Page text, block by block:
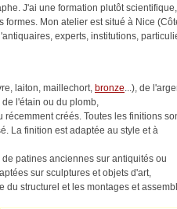
J'ai une formation plutôt scientifique,
formes. Mon atelier est situé à Nice
experts, institutions,
laiton, maillechort, bronze...), de
l'étain ou du plomb,
récemment créés. Toutes les finitions
La finition est adaptée au style et à
patines anciennes sur antiquités ou
sur sculptures et objets d'art,
du structurel et les montages et